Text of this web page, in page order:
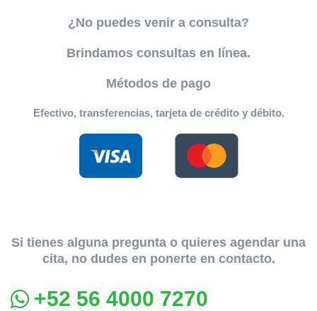
¿No puedes venir a consulta?
Brindamos consultas en línea.
Métodos de pago
Efectivo, transferencias, tarjeta de crédito y débito.
Si tienes alguna pregunta o quieres agendar una
cita, no dudes en ponerte en contacto.
+52 56 4000 7270